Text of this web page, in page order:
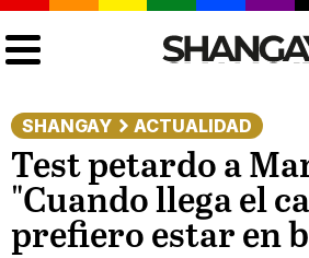
SHANGAY ACTUALIDAD
Test petardo a
"Cuando llega el
prefiero estar en